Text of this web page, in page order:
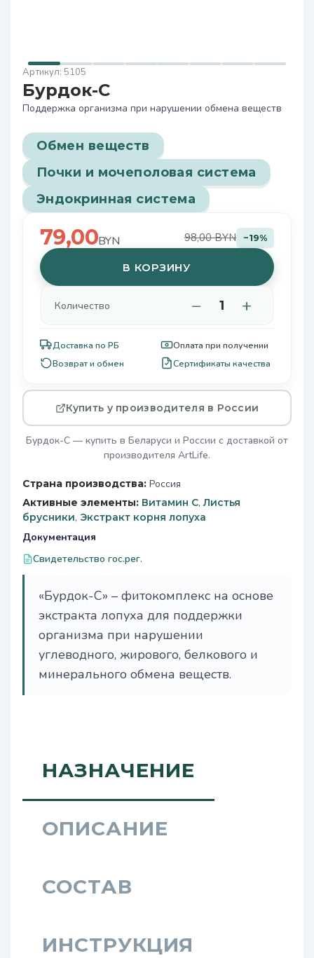
Бурдок-С
Поддержка организма при нарушении обмена веществ
5105
Страна производства: Россия
Активные элементы: Витамин C,Листья
брусники, Экстракт корня лопуха
Документация
Свидетельство гос.рег.
Обмен веществ
Почки и мочеполовая система
Эндокринная система
«Бурдок-С» – фитокомплекс на основе
экстракта лопуха для поддержки
организма при нарушении
углеводного, жирового, белкового и
минерального обмена веществ.
79,00BYN 98,00 BYN −19%
В КОРЗИНУ
Количество − +
Доставка по РБ
Оплата при получении
Возврат и обмен
Сертификаты качества
Купить у производителя в России
Бурдок-С — купить в Беларуси и России с доставкой от
производителя ArtLife.
НАЗНАЧЕНИЕ
ОПИСАНИЕ
СОСТАВ
ИНСТРУКЦИЯ